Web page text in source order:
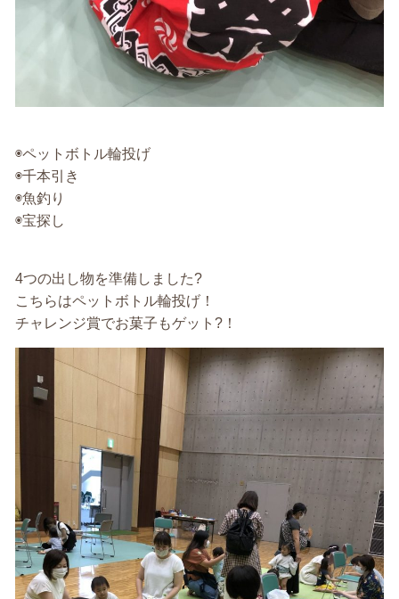
◉ペットボトル輪投げ
◉千本引き
◉魚釣り
◉宝探し
4つの出し物を準備しました?
こちらはペットボトル輪投げ！
チャレンジ賞でお菓子もゲット?！